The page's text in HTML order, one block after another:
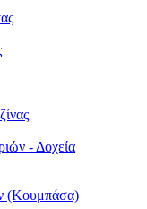
- Δοχεία
(Κουμπάσα)